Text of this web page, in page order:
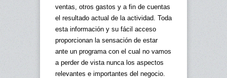
ventas, otros gastos y a fin de cuentas
el resultado actual de la actividad. Toda
esta información y su fácil acceso
proporcionan la sensación de estar
ante un programa con el cual no vamos
a perder de vista nunca los aspectos
relevantes e importantes del negocio.